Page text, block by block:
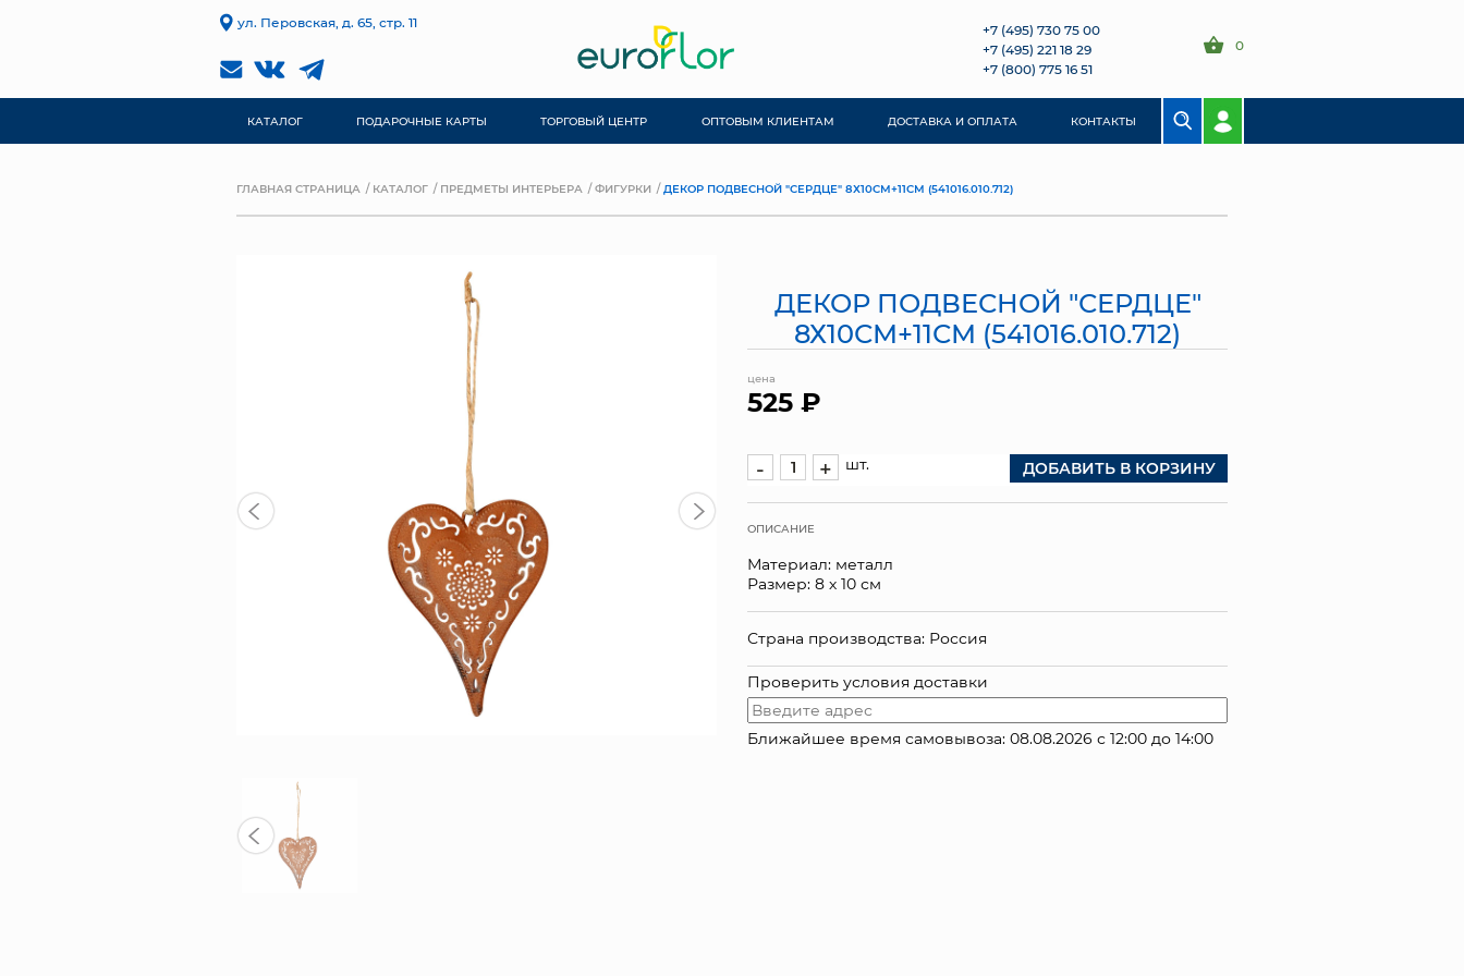
ул. Перовская, д. 65, стр. 11
+7 (495) 730 75 00
+7 (495) 221 18 29
+7 (800) 775 16 51
0
КАТАЛОГ ПОДАРОЧНЫЕ КАРТЫ ТОРГОВЫЙ ЦЕНТР ОПТОВЫМ КЛИЕНТАМ ДОСТАВКА И ОПЛАТА КОНТАКТЫ
ГЛАВНАЯ СТРАНИЦА КАТАЛОГ ПРЕДМЕТЫ ИНТЕРЬЕРА ФИГУРКИ ДЕКОР ПОДВЕСНОЙ "СЕРДЦЕ" 8Х10СМ+11СМ (541016.010.712)
ДЕКОР ПОДВЕСНОЙ "СЕРДЦЕ"
8Х10СМ+11СМ (541016.010.712)
цена
525 ₽
- + шт. ДОБАВИТЬ В КОРЗИНУ
ОПИСАНИЕ
Материал: металл
Размер: 8 х 10 см
Страна производства: Россия
Проверить условия доставки
Ближайшее время самовывоза: 08.08.2026 с 12:00 до 14:00